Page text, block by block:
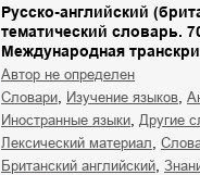
Русско-английский
тематический словарь.
Международная
Автор не определен
словари
изучение языков
иностранные языки другие
лексический материал
британский английский